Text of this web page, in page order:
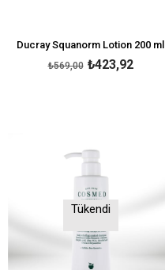
Ducray Squanorm Lotion 200 ml
₺423,92
₺569,00
Tükendi